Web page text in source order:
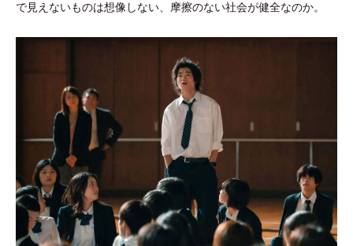
で見えないものは想像しない、摩擦のない社会が健全なのか。